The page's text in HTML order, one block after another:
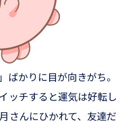
ばかりに目が向きがち
ッチすると運気は好
さんにひかれて、友達